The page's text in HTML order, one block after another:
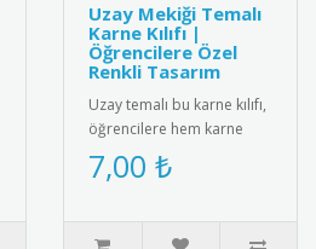
Uzay Mekiği Temalı
Karne Kılıfı |
Öğrencilere Özel
Renkli Tasarım
Uzay temalı bu karne kılıfı,
öğrencilere hem karne
heyecanını yaşatır hem de
eğlenceli bir hatıra su..
7,00 ₺